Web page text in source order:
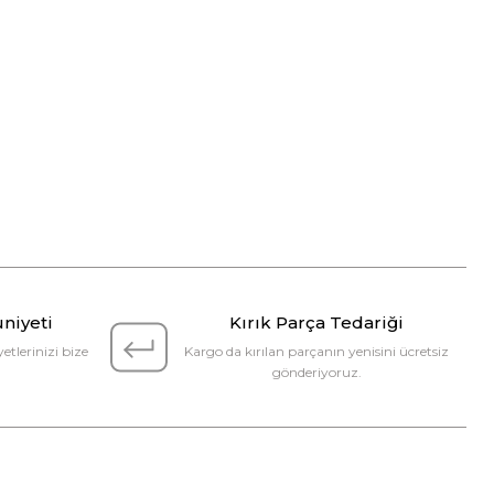
bize
Kırık Parça Tedariği
Kargo da kırılan parçanın yenisini ücretsiz
gönderiyoruz.